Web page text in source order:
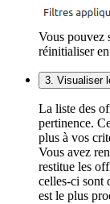
Vous pouvez
réinitialiser
3. Visualiser
La liste des
pertinence.
plus à vos
Vous avez
restitue les
celles-ci sont
est le plus